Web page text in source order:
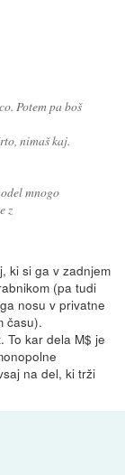
Potem pa boš
nimaš kaj.
mnogo
z
ki si ga v zadnjem
(pa tudi
nosu v privatne
času).
To kar dela M$ je
na del, ki trži